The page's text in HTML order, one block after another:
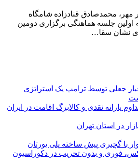
مهر، محمدصادق قنادزاده شامگاه
جلسه هماهنگی برگزاری دومین
نشان سقا…
جعلی توسط ترامپ یک استراتژی
یارانه نقدی و کالابرگ اقامت در ایران
در استان تهران
با گچبری پیش ساخته پلی یورتان
فوری و بدون تخریب در دکوراسیون